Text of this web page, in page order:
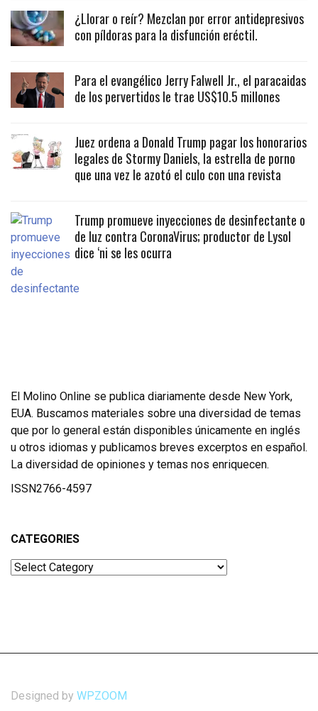
¿Llorar o reír? Mezclan por error antidepresivos
con píldoras para la disfunción eréctil.
Para el evangélico Jerry Falwell Jr., el paracaidas
de los pervertidos le trae US$10.5 millones
Juez ordena a Donald Trump pagar los honorarios
legales de Stormy Daniels, la estrella de porno
que una vez le azotó el culo con una revista
Trump promueve inyecciones de desinfectante o
de luz contra CoronaVirus; productor de Lysol
dice ‘ni se les ocurra
El Molino Online se publica diariamente desde New York,
EUA. Buscamos materiales sobre una diversidad de temas
que por lo general están disponibles únicamente en inglés
u otros idiomas y publicamos breves excerptos en español.
La diversidad de opiniones y temas nos enriquecen.
ISSN2766-4597
CATEGORIES
Categories
Designed by WPZOOM